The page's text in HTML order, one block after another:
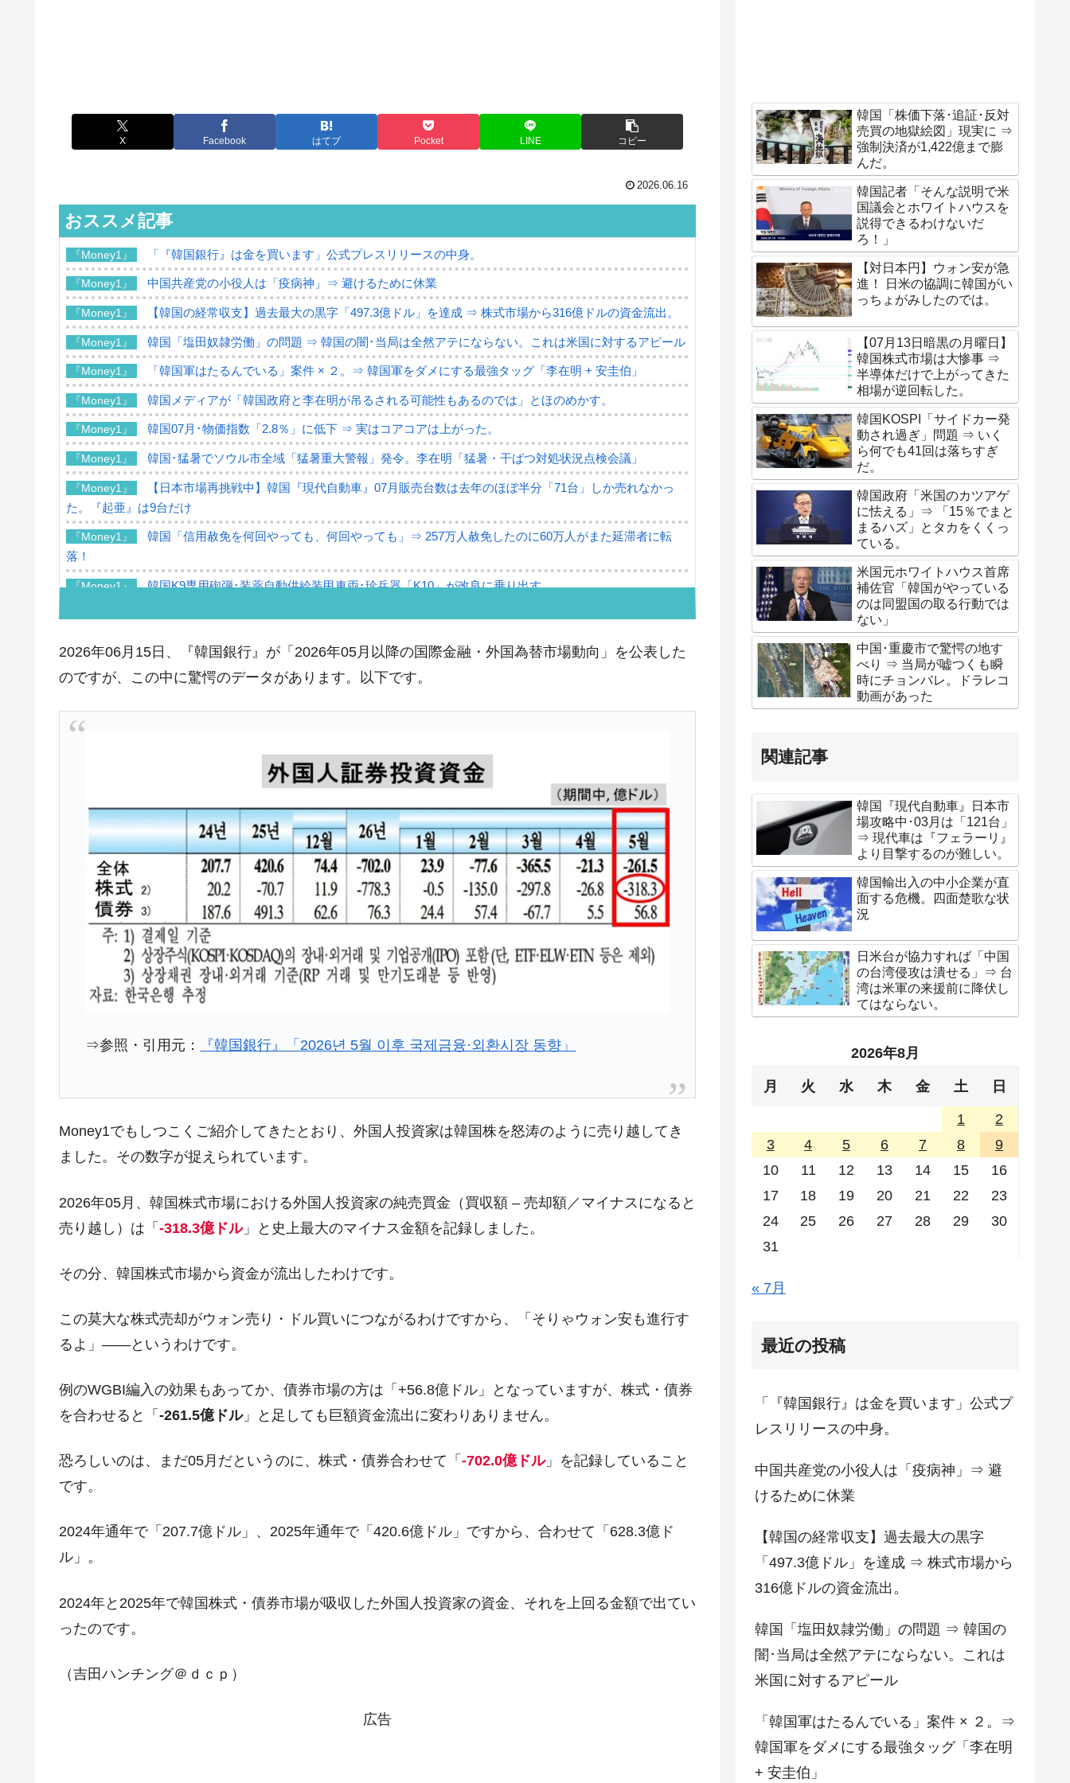
X Facebook はてブ Pocket LINE コピー
2026.06.16
おススメ記事
『Money1』 「『韓国銀行』は金を買います」公式プレスリリースの中身。
『Money1』 中国共産党の小役人は「疫病神」⇒ 避けるために休業
『Money1』 【韓国の経常収支】過去最大の黒字「497.3億ドル」を達成 ⇒ 株式市場から316億ドルの資金流出。
『Money1』 韓国「塩田奴隷労働」の問題 ⇒ 韓国の闇･当局は全然アテにならない。これは米国に対するアピール
『Money1』 「韓国軍はたるんでいる」案件 × ２。⇒ 韓国軍をダメにする最強タッグ「李在明 + 安圭伯」
『Money1』 韓国メディアが「韓国政府と李在明が吊るされる可能性もあるのでは」とほのめかす。
『Money1』 韓国07月･物価指数「2.8％」に低下 ⇒ 実はコアコアは上がった。
『Money1』 韓国･猛暑でソウル市全域「猛暑重大警報」発令。李在明「猛暑・干ばつ対処状況点検会議」
『Money1』
【日本市場再挑戦中】韓国『現代自動車』07月販売台数は去年のほぼ半分「71台」しか売れなかっ
た。『起亜』は9台だけ
『Money1』
韓国「信用赦免を何回やっても、何回やっても」⇒ 257万人赦免したのに60万人がまた延滞者に転
落！
『Money1』 韓国K9専用砲弾･装薬自動供給装甲車両･珍兵器「K10」が改良に乗り出す。
『Money1』 韓国･李在明「青年層の雇用状況が悪い。せや、若者に起業させよう」⇒ どんな雇用対策だソレ。
『Money1』 【韓国の外貨準備】2026年07月は4,279億ドル。外平債の発行「19.4億ドル」
『Money1』
韓国は「中国と同じく」投資に不適格な国だ。
『韓国銀行』が「金の保有量を増やします」⇒「金を経由するドル入手」手段ではないのか？
『Money1』 韓国･外為取引量「1日当たり1,214.4億ドル」まで拡大 ⇒ 海外資金の動きに強く左右される状態
『Money1』 韓国･帰ってきた李在明。李在明を支持しない「50.5％」に上昇
『Money1』
韓国大統領府ボンクラ政策室長が告発された ⇒ 国家が行った恐るべき株価操作であり、空前の国政
『Money1』 韓国･警察職員が「丸刈りになって抗議活動」
『Money1』 中国だけが鉄鋼輸出を異常増加させる ⇒ 中国の過剰生産が世界を蝕む。
『Money1』 韓国製造業「半導体絶好調」のウラで他業種は全般的「不調」⇒ PSIが示す現況は決して良くない。
『Money1』 韓国で猛暑。南東部では干ばつ
『Money1』 【対日本円】ウォン安が急進！ 日米の協調に韓国がいっちょがみしたのでは。
『Money1』
韓国政府『BYD』車への補助金を全廃 ⇒ 実は韓国で『BYD』車は売れている。6カ月で対前年同期比
1.9倍！
ドを掲げる「在韓反米勢力」
『Money1』 韓国政府「2035年までに18.4GW規模のAIデータセンター整備」⇒ だから無理だってば。
韓国『国民年金公団』株価暴落で200兆蒸発。
『Money1』 韓国政府「ニセＫ-ブランドを通報しようキャンペーン」⇒ あの名物教授も登場！
『Money1』 韓国「橋が落ちました」⇒ 耐久性「なさすぎ」では。
日本の誇る海洋資源調査船『白嶺』は先進技術の塊！
Fact1 今話題の「楽天ライオンズ」とは？
Fact1
Fact1 日本人マスターズ挑戦の歴史。松山以前に最高位だった選手とは？
Fact1 甲子園通算本塁打、最多の清原に次いで多く打っている意外な選手とは？
Fact1 セレクトセールの高額取引馬が稼いだ金額とは？
2026年06月15日、『韓国銀行』が「2026年05月以降の国際金融・外国為替市場動向」を公表した
のですが、この中に驚愕のデータがあります。以下です。
⇒参照・引用元： 『韓国銀行』「2026년 5월 이후 국제금융·외환시장 동향」
Money1でもしつこくご紹介してきたとおり、外国人投資家は韓国株を怒涛のように売り越してき
ました。その数字が捉えられています。
2026年05月、韓国株式市場における外国人投資家の純売買金（買収額 – 売却額／マイナスになると
売り越し）は「 -318.3億ドル」と史上最大のマイナス金額を記録しました。
その分、韓国株式市場から資金が流出したわけです。
この莫大な株式売却がウォン売り・ドル買いにつながるわけですから、「そりゃウォン安も進行す
るよ」――というわけです。
例のWGBI編入の効果もあってか、債券市場の方は「+56.8億ドル」となっていますが、株式・債券
を合わせると「 -261.5億ドル」と足しても巨額資金流出に変わりありません。
恐ろしいのは、まだ05月だというのに、株式・債券合わせて「 -702.0億ドル」を記録していること
です。
2024年通年で「207.7億ドル」、2025年通年で「420.6億ドル」ですから、合わせて「628.3億ド
ル」。
2024年と2025年で韓国株式・債券市場が吸収した外国人投資家の資金、それを上回る金額で出てい
ったのです。
（吉田ハンチング＠ｄｃｐ）
広告
韓国「株価下落･追証･反対
売買の地獄絵図」現実に ⇒
強制決済が1,422億まで膨
んだ。
韓国記者「そんな説明で米
国議会とホワイトハウスを
説得できるわけないだ
ろ！」
【対日本円】ウォン安が急
進！ 日米の協調に韓国がい
っちょがみしたのでは。
【07月13日暗黒の月曜日】
韓国株式市場は大惨事 ⇒
半導体だけで上がってきた
相場が逆回転した。
韓国KOSPI「サイドカー発
動され過ぎ」問題 ⇒ いく
ら何でも41回は落ちすぎ
だ。
韓国政府「米国のカツアゲ
に怯える」⇒ 「15％でまと
まるハズ」とタカをくくっ
ている。
米国元ホワイトハウス首席
補佐官「韓国がやっている
のは同盟国の取る行動では
ない」
中国･重慶市で驚愕の地す
べり ⇒ 当局が嘘つくも瞬
時にチョンバレ。ドラレコ
動画があった
関連記事
韓国『現代自動車』日本市
場攻略中･03月は「121台」
⇒ 現代車は『フェラーリ』
より目撃するのが難しい。
韓国輸出入の中小企業が直
面する危機。四面楚歌な状
況
日米台が協力すれば「中国
の台湾侵攻は潰せる」⇒ 台
湾は米軍の来援前に降伏し
てはならない。
2026年8月
月 火 水 木 金 土 日
1
2
3
4 5 6 7 8
9
10
11 12 13 14 15
16
17
18 19 20 21 22
23
24
25 26 27 28 29
30
31
« 7月
最近の投稿
「『韓国銀行』は金を買います」公式プ
レスリリースの中身。
中国共産党の小役人は「疫病神」⇒ 避
けるために休業
【韓国の経常収支】過去最大の黒字
「497.3億ドル」を達成 ⇒ 株式市場から
316億ドルの資金流出。
韓国「塩田奴隷労働」の問題 ⇒ 韓国の
闇･当局は全然アテにならない。これは
米国に対するアピール
「韓国軍はたるんでいる」案件 × ２。⇒
韓国軍をダメにする最強タッグ「李在明
+ 安圭伯」